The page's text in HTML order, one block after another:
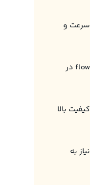
سرعت و
flow در
کیفیت بالا
نیاز به